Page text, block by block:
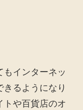
インターネッ
きるようになり
トや百貨店のオ